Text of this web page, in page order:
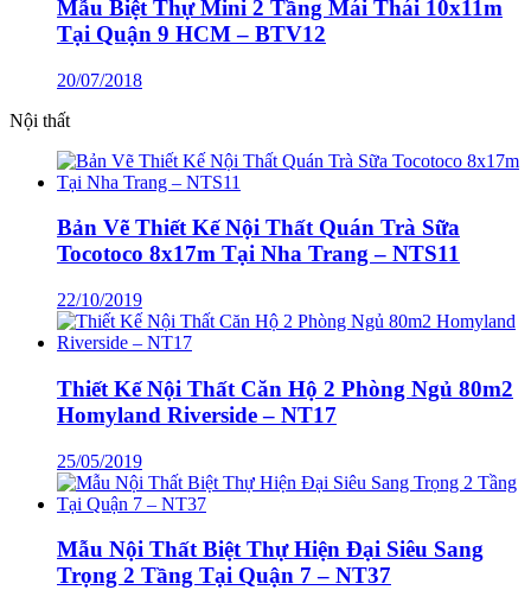
Mẫu Biệt Thự Mini 2 Tầng Mái Thái 10x11m
Tại Quận 9 HCM – BTV12
20/07/2018
Nội thất
Bản Vẽ Thiết Kế Nội Thất Quán Trà Sữa
Tocotoco 8x17m Tại Nha Trang – NTS11
22/10/2019
Thiết Kế Nội Thất Căn Hộ 2 Phòng Ngủ 80m2
Homyland Riverside – NT17
25/05/2019
Mẫu Nội Thất Biệt Thự Hiện Đại Siêu Sang
Trọng 2 Tầng Tại Quận 7 – NT37